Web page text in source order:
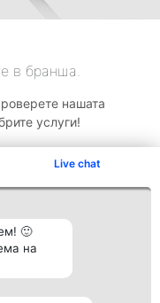
Live chat
🙂
на
в бранша.
нашата
услуги!